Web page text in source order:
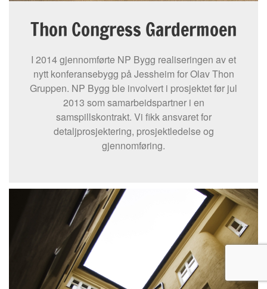
Thon Congress Gardermoen
I 2014 gjennomførte NP Bygg realiseringen av et
nytt konferansebygg på Jessheim for Olav Thon
Gruppen. NP Bygg ble involvert i prosjektet før jul
2013 som samarbeidspartner i en
samspillskontrakt. Vi fikk ansvaret for
detaljprosjektering, prosjektledelse og
gjennomføring.